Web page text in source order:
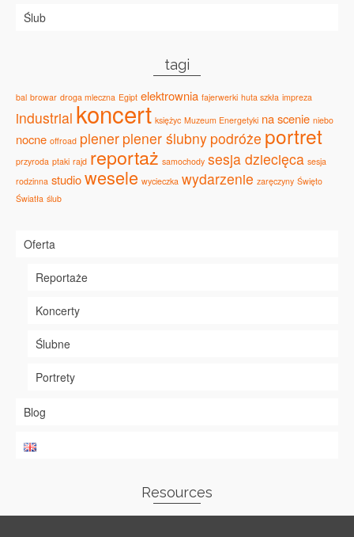
Ślub
tagi
bal browar droga mleczna Egipt elektrownia fajerwerki huta szkła impreza
industrial koncert księżyc Muzeum Energetyki na scenie niebo
nocne offroad plener plener ślubny podróże portret
przyroda ptaki rajd reportaż samochody sesja dziecięca sesja
rodzinna studiowesele wycieczka wydarzenie zaręczyny Święto
Światła ślub
Oferta
Reportaże
Koncerty
Ślubne
Portrety
Blog
Resources